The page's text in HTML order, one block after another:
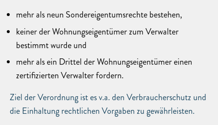
mehr als neun Sondereigentumsrechte bestehen,
keiner der Wohnungseigentümer zum Verwalter
bestimmt wurde und
mehr als ein Drittel der Wohnungseigentümer einen
zertifizierten Verwalter fordern.
Ziel der Verordnung ist es v.a. den Verbraucherschutz und
die Einhaltung rechtlichen Vorgaben zu gewährleisten.